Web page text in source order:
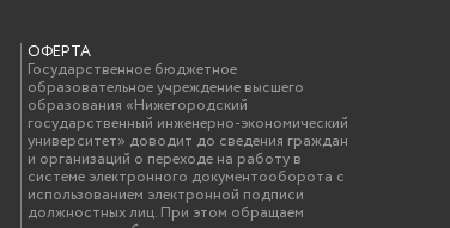
ОФЕРТА
Государственное бюджетное
образовательное учреждение высшего
образования «Нижегородский
государственный инженерно-экономический
университет» доводит до сведения граждан
и организаций о переходе на работу в
системе электронного документооборота с
использованием электронной подписи
должностных лиц. При этом обращаем